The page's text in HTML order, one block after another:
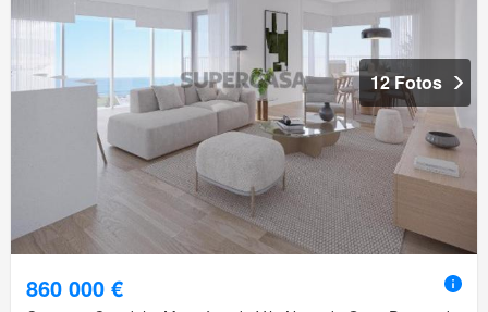
12 Fotos
860 000 €